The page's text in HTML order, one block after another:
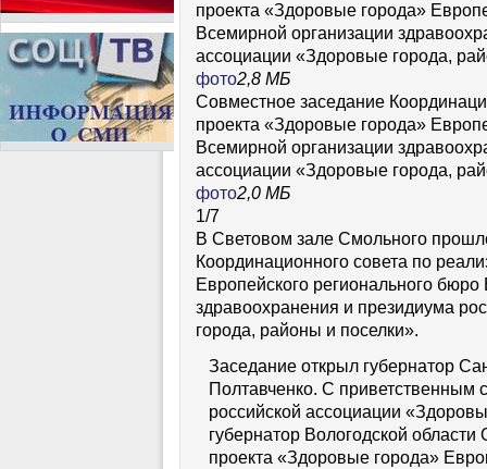
проекта «Здоровые города»
Всемирной организации
ассоциации «Здоровые города,
фото2,8 МБ
Совместное заседание
проекта «Здоровые города»
Всемирной организации
ассоциации «Здоровые города,
фото2,0 МБ
1/7
В Световом зале Смольного
Координационного совета по
Европейского регионального
здравоохранения и президиума
города, районы и поселки».
Заседание открыл губернатор
Полтавченко. С приветственным
российской ассоциации
губернатор Вологодской
проекта «Здоровые города»